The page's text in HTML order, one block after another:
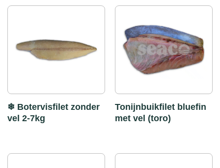
❄ Botervisfilet zonder
vel 2-7kg
Tonijnbuikfilet bluefin
met vel (toro)